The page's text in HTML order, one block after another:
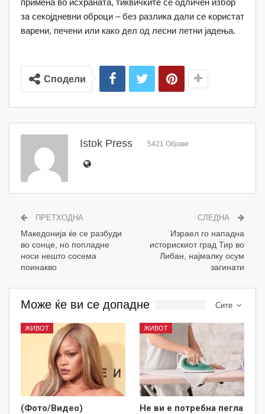
примена во исхраната, тиквичките се одличен избор
за секојдневни оброци – без разлика дали се користат
варени, печени или како дел од лесни летни јадења.
Сподели
Istok Press 5421 Објави
ПРЕТХОДНА
Македонија ќе се разбуди
во сонце, но попладне
носи нешто сосема
поинакво
СЛЕДНА
Израел го нападна
историскиот град Тир во
Либан, најмалку осум
загинати
Сите
Може ќе ви се допадне
ЖИВОТ
(Фото/Видео)
ЖИВОТ
Не ви е потребна пегла